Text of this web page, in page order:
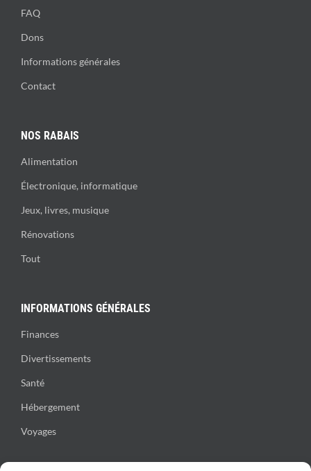
FAQ
Dons
Informations générales
Contact
NOS RABAIS
Alimentation
Électronique, informatique
Jeux, livres, musique
Rénovations
Tout
INFORMATIONS GÉNÉRALES
Finances
Divertissements
Santé
Hébergement
Voyages